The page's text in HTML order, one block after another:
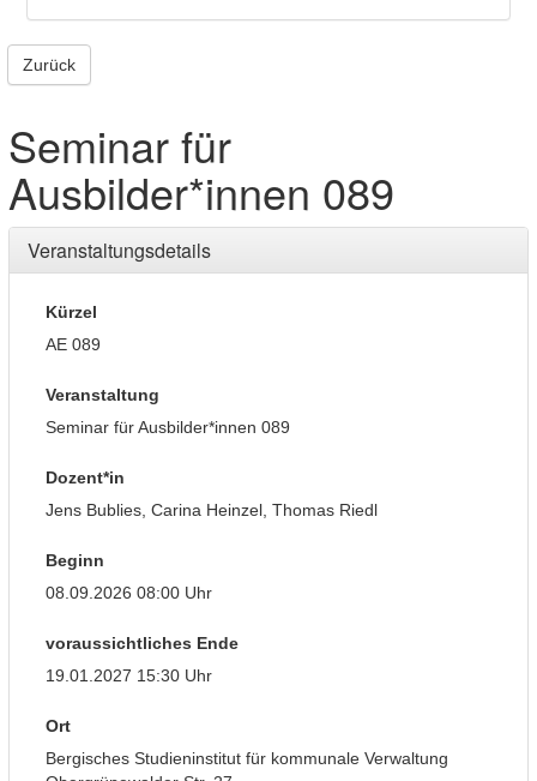
Zurück
Seminar für
Ausbilder*innen 089
Veranstaltungsdetails
Kürzel
AE 089
Veranstaltung
Seminar für Ausbilder*innen 089
Dozent*in
Jens Bublies, Carina Heinzel, Thomas Riedl
Beginn
08.09.2026 08:00 Uhr
voraussichtliches Ende
19.01.2027 15:30 Uhr
Ort
Bergisches Studieninstitut für kommunale Verwaltung